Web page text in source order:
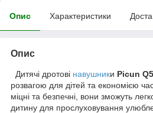
Опис Характеристики
Опис
Дитячі дротові навушники Picun Q5
розвагою для дітей та економією
міцні та безпечні, вони зможуть
дитину для прослуховування